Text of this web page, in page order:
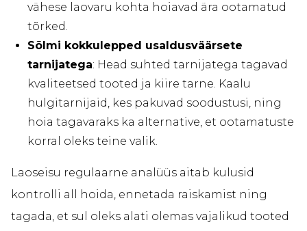
vähese laovaru kohta hoiavad ära ootamatud
tõrked.
Sõlmi kokkulepped usaldusväärsete
tarnijatega: Head suhted tarnijatega tagavad
kvaliteetsed tooted ja kiire tarne. Kaalu
hulgitarnijaid, kes pakuvad soodustusi, ning
hoia tagavaraks ka alternative, et ootamatuste
korral oleks teine valik.
Laoseisu regulaarne analüüs aitab kulusid
kontrolli all hoida, ennetada raiskamist ning
tagada, et sul oleks alati olemas vajalikud tooted